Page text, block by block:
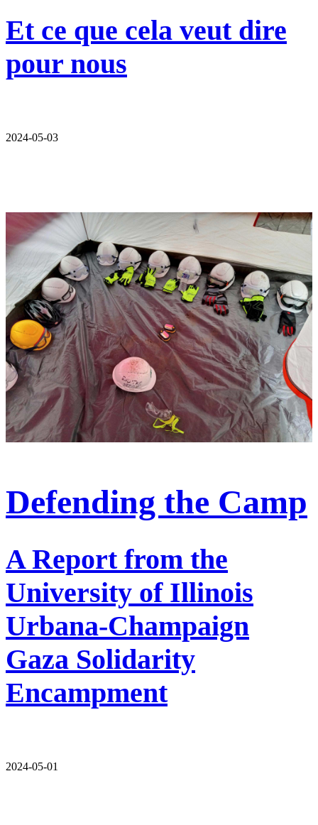
Et ce que cela veut dire
pour nous
2024-05-03
Defending the Camp
A Report from the
University of Illinois
Urbana-Champaign
Gaza Solidarity
Encampment
2024-05-01